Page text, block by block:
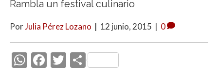
Rambla un festival culinario
PorJulia Pérez Lozano | 12 junio, 2015 | 0
W F
T C